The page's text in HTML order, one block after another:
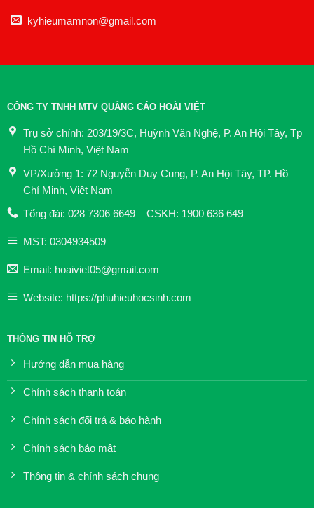
kyhieumamnon@gmail.com
CÔNG TY TNHH MTV QUẢNG CÁO HOÀI VIỆT
Trụ sở chính: 203/19/3C, Huỳnh Văn Nghệ, P. An Hội Tây, Tp
Hồ Chí Minh, Việt Nam
VP/Xưởng 1: 72 Nguyễn Duy Cung, P. An Hội Tây, TP. Hồ
Chí Minh, Việt Nam
Tổng đài: 028 7306 6649 – CSKH: 1900 636 649
MST: 0304934509
Email: hoaiviet05@gmail.com
Website: https://phuhieuhocsinh.com
THÔNG TIN HỖ TRỢ
Hướng dẫn mua hàng
Chính sách thanh toán
Chính sách đổi trả & bảo hành
Chính sách bảo mật
Thông tin & chính sách chung